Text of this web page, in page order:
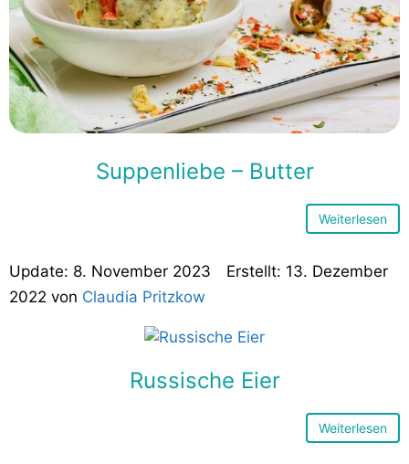
Suppenliebe – Butter
Weiterlesen
8. November 2023
13. Dezember
2022 von Claudia Pritzkow
Russische Eier
Weiterlesen